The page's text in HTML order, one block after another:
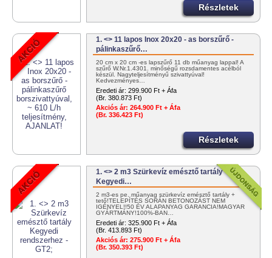
Részletek
1. <> 11 lapos Inox 20x20 - as borszűrő -
pálinkaszűrő…
20 cm x 20 cm -es lapszűrő 11 db műanyag lappal! A
szűrő W.Nr.1.4301. minőségű rozsdamentes acélból
készül. Nagyteljesítményű szivattyúval!
Kedvezményes…
Eredeti ár: 299.900 Ft + Áfa
(Br. 380.873 Ft)
Akciós ár: 264.900 Ft + Áfa
(Br. 336.423 Ft)
Részletek
1. <> 2 m3 Szürkevíz emésztő tartály
Kegyedi…
2 m3-es pe. műanyag szürkevíz emésztő tartály +
tető!TELEPÍTÉS SORÁN BETONOZÁST NEM
IGÉNYEL!!50 ÉV ALAPANYAG GARANCIA!MAGYAR
GYÁRTMÁNY!100%-BAN…
Eredeti ár: 325.900 Ft + Áfa
(Br. 413.893 Ft)
Akciós ár: 275.900 Ft + Áfa
(Br. 350.393 Ft)